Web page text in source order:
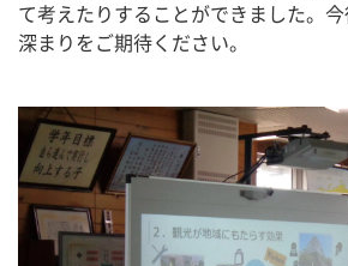
て考えたりすることができました。
深まりをご期待ください。